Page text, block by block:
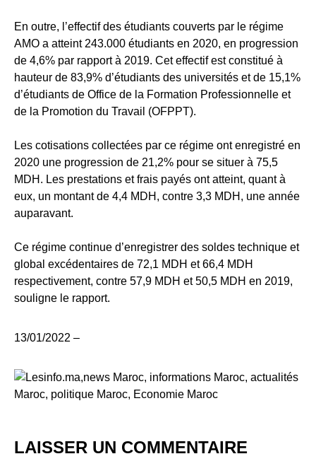
En outre, l’effectif des étudiants couverts par le régime
AMO a atteint 243.000 étudiants en 2020, en progression
de 4,6% par rapport à 2019. Cet effectif est constitué à
hauteur de 83,9% d’étudiants des universités et de 15,1%
d’étudiants de Office de la Formation Professionnelle et
de la Promotion du Travail (OFPPT).
Les cotisations collectées par ce régime ont enregistré en
2020 une progression de 21,2% pour se situer à 75,5
MDH. Les prestations et frais payés ont atteint, quant à
eux, un montant de 4,4 MDH, contre 3,3 MDH, une année
auparavant.
Ce régime continue d’enregistrer des soldes technique et
global excédentaires de 72,1 MDH et 66,4 MDH
respectivement, contre 57,9 MDH et 50,5 MDH en 2019,
souligne le rapport.
13/01/2022 –
LAISSER UN COMMENTAIRE